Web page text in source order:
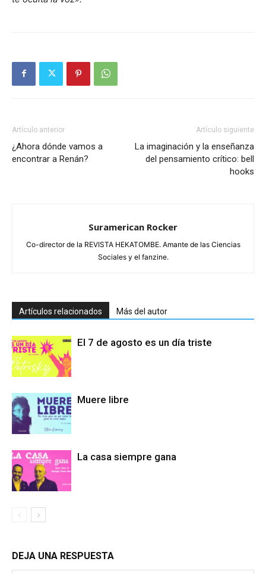
Artículo anterior
¿Ahora dónde vamos a
encontrar a Renán?
Artículo siguiente
La imaginación y la enseñanza
del pensamiento crítico: bell
hooks
Suramerican Rocker
Co-director de la REVISTA HEKATOMBE. Amante de las Ciencias
Sociales y el fanzine.
Artículos relacionados Más del autor
El 7 de agosto es un día triste
Muere libre
La casa siempre gana
DEJA UNA RESPUESTA